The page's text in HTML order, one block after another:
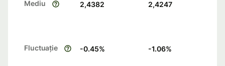
Mediu 2,4382 2,4247
Fluctuație -0.45% -1.06%